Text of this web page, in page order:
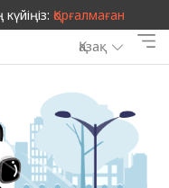
Қорғалмаған
Қазақ